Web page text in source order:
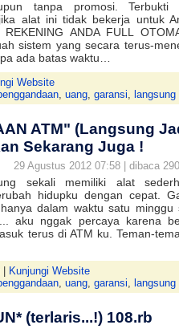
tanpa promosi. Terbukti
alat ini tidak bekerja untuk
ANDA FULL
sistem yang secara terus-
ada batas waktu…
Website
, uang, garansi, langsung
ATM" (Langsung
Sekarang Juga !
29 Agustus 2012 07:58 | dibaca
sekali memiliki alat
hidupku dengan cepat.
dalam waktu satu minggu
aku nggak percaya karena
terus di ATM ku. Teman-
Kunjungi Website
, uang, garansi, langsung
(terlaris...!) 108.rb